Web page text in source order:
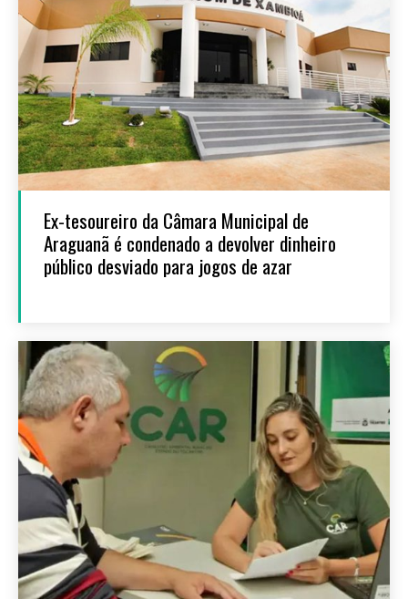
Ex-tesoureiro da Câmara Municipal de
Araguanã é condenado a devolver dinheiro
público desviado para jogos de azar